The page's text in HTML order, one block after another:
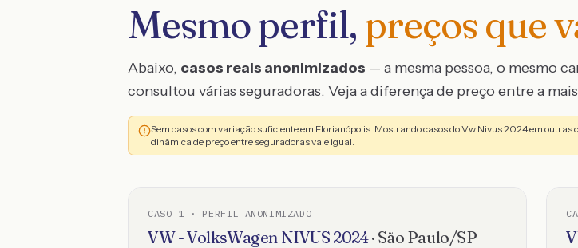
Mesmo perfil, preços que
Abaixo, casos reais anonimizados — a mesma pessoa, o mesmo
consultou várias seguradoras. Veja a diferença de preço entre a
Sem casos com variação suficiente em Florianópolis. Mostrando casos do Vw Nivus 2024 em outras
dinâmica de preço entre seguradoras vale igual.
CASO 1 · PERFIL ANONIMIZADO
VW - VolksWagen NIVUS 2024· São Paulo/SP